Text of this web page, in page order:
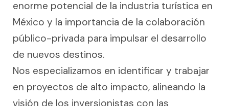
enorme potencial de la industria turística en
México y la importancia de la colaboración
público-privada para impulsar el desarrollo
de nuevos destinos.
Nos especializamos en identificar y trabajar
en proyectos de alto impacto, alineando la
visión de los inversionistas con las